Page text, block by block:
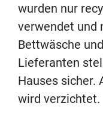
wurden nur
verwendet und
Bettwäsche
Lieferanten
Hauses sicher.
wird verzichtet.